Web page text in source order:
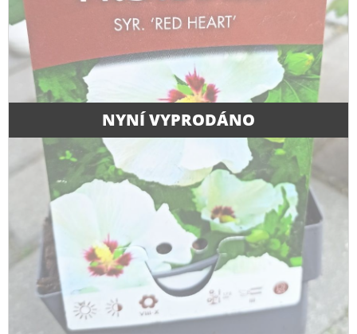
NYNÍ VYPRODÁNO